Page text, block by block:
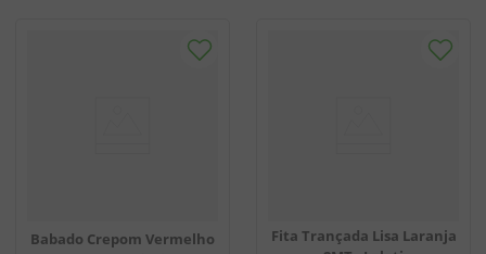
Babado Crepom Vermelho
Fita Trançada Lisa Laranja